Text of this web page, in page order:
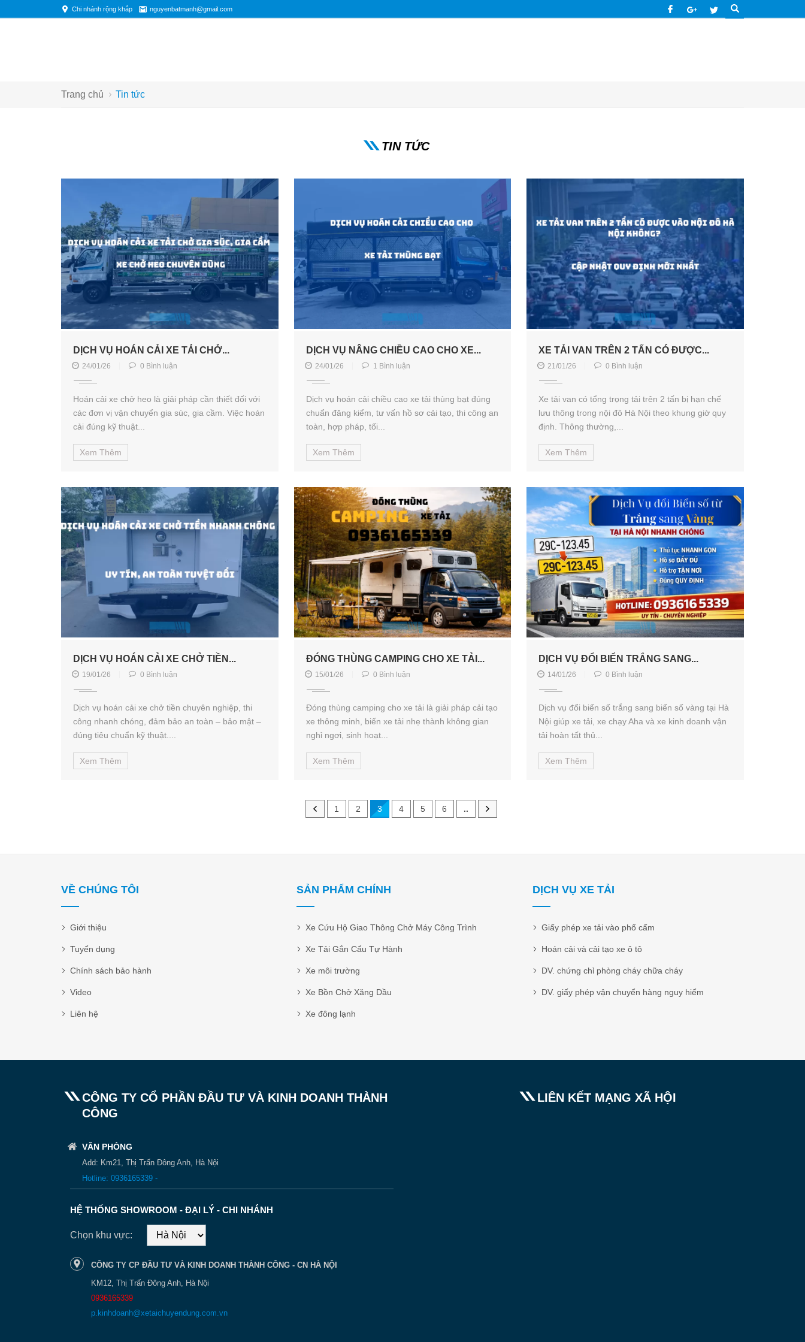
Chi nhánh rộng khắp nguyenbatmanh@gmail.com
Trang chủ Tin tức
TIN TỨC
DỊCH VỤ HOÁN CẢI XE TẢI CHỞ...
24/01/26 0 Bình luận
Hoán cải xe chở heo là giải pháp cần thiết đối với
các đơn vị vận chuyển gia súc, gia cầm. Việc hoán
cải đúng kỹ thuật...
Xem Thêm
DỊCH VỤ NÂNG CHIỀU CAO CHO XE...
24/01/26 1 Bình luận
Dịch vụ hoán cải chiều cao xe tải thùng bạt đúng
chuẩn đăng kiểm, tư vấn hồ sơ cải tạo, thi công an
toàn, hợp pháp, tối...
Xem Thêm
XE TẢI VAN TRÊN 2 TẤN CÓ ĐƯỢC...
21/01/26 0 Bình luận
Xe tải van có tổng trọng tải trên 2 tấn bị hạn chế
lưu thông trong nội đô Hà Nội theo khung giờ quy
định. Thông thường,...
Xem Thêm
DỊCH VỤ HOÁN CẢI XE CHỞ TIỀN...
19/01/26 0 Bình luận
Dịch vụ hoán cải xe chở tiền chuyên nghiệp, thi
công nhanh chóng, đảm bảo an toàn – bảo mật –
đúng tiêu chuẩn kỹ thuật....
Xem Thêm
ĐÓNG THÙNG CAMPING CHO XE TẢI...
15/01/26 0 Bình luận
Đóng thùng camping cho xe tải là giải pháp cải tạo
xe thông minh, biến xe tải nhẹ thành không gian
nghỉ ngơi, sinh hoạt...
Xem Thêm
DỊCH VỤ ĐỔI BIỂN TRẮNG SANG...
14/01/26 0 Bình luận
Dịch vụ đổi biển số trắng sang biển số vàng tại Hà
Nội giúp xe tải, xe chạy Aha và xe kinh doanh vận
tải hoàn tất thủ...
Xem Thêm
1 2 3 4 5 6 ..
VỀ CHÚNG TÔI
Giới thiệu
Tuyển dụng
Chính sách bảo hành
Video
Liên hệ
SẢN PHẨM CHÍNH
Xe Cứu Hộ Giao Thông Chở Máy Công Trình
Xe Tải Gắn Cẩu Tự Hành
Xe môi trường
Xe Bồn Chở Xăng Dầu
Xe đông lạnh
DỊCH VỤ XE TẢI
Giấy phép xe tải vào phố cấm
Hoán cải và cải tạo xe ô tô
DV. chứng chỉ phòng cháy chữa cháy
DV. giấy phép vận chuyển hàng nguy hiểm
CÔNG TY CỔ PHẦN ĐẦU TƯ VÀ KINH DOANH THÀNH
CÔNG
VĂN PHÒNG
Add: Km21, Thị Trấn Đông Anh, Hà Nội
Hotline: 0936165339 -
HỆ THỐNG SHOWROOM - ĐẠI LÝ - CHI NHÁNH
Chọn khu vực:
CÔNG TY CP ĐẦU TƯ VÀ KINH DOANH THÀNH CÔNG - CN HÀ NỘI
KM12, Thị Trấn Đông Anh, Hà Nội
0936165339
p.kinhdoanh@xetaichuyendung.com.vn
LIÊN KẾT MẠNG XÃ HỘI